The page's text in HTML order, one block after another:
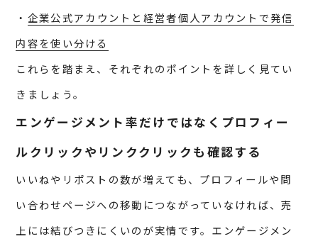
・ 企業公式アカウントと経営者個人アカウントで発信
内容を使い分ける
これらを踏まえ、それぞれのポイントを詳しく見てい
きましょう。
エンゲージメント率だけではなくプロフィー
ルクリックやリンククリックも確認する
いいねやリポストの数が増えても、プロフィールや問
い合わせページへの移動につながっていなければ、売
上には結びつきにくいのが実情です。エンゲージメン